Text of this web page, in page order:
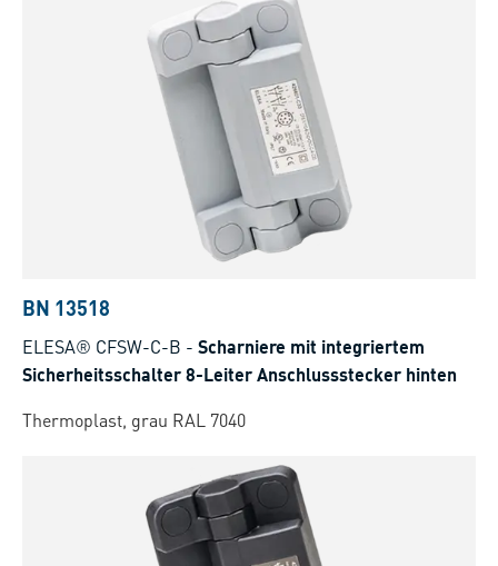
BN 13518
ELESA® CFSW-C-B - Scharniere mit integriertem
Sicherheitsschalter 8-Leiter Anschlussstecker hinten
Thermoplast, grau RAL 7040